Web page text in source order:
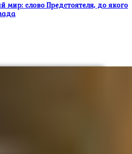
мир: слово Предстоятеля, до якого